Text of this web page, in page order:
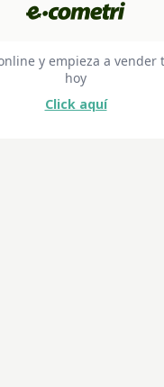
y empieza a vender
hoy
Click aquí